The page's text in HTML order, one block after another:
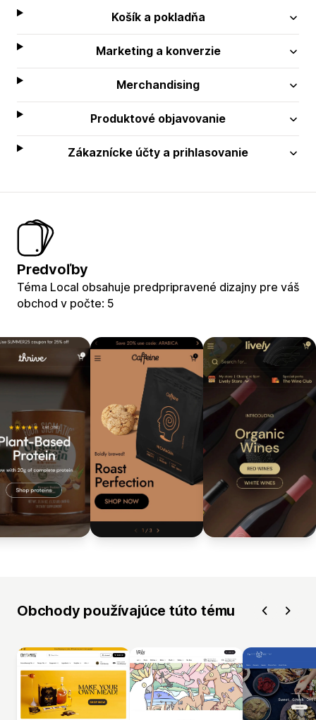
Košík a pokladňa
Marketing a konverzie
Merchandising
Produktové objavovanie
Zákaznícke účty a prihlasovanie
Predvoľby
Téma Local obsahuje predpripravené dizajny pre váš
obchod v počte: 5
Obchody používajúce túto tému